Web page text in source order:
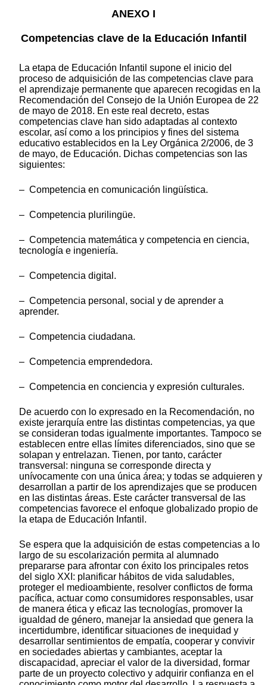
ANEXO I
Competencias clave de la Educación Infantil
La etapa de Educación Infantil supone el inicio del
proceso de adquisición de las competencias clave para
el aprendizaje permanente que aparecen recogidas en la
Recomendación del Consejo de la Unión Europea de 22
de mayo de 2018. En este real decreto, estas
competencias clave han sido adaptadas al contexto
escolar, así como a los principios y fines del sistema
educativo establecidos en la Ley Orgánica 2/2006, de 3
de mayo, de Educación. Dichas competencias son las
siguientes:
– Competencia en comunicación lingüística.
– Competencia plurilingüe.
– Competencia matemática y competencia en ciencia,
tecnología e ingeniería.
– Competencia digital.
– Competencia personal, social y de aprender a
aprender.
– Competencia ciudadana.
– Competencia emprendedora.
– Competencia en conciencia y expresión culturales.
De acuerdo con lo expresado en la Recomendación, no
existe jerarquía entre las distintas competencias, ya que
se consideran todas igualmente importantes. Tampoco se
establecen entre ellas límites diferenciados, sino que se
solapan y entrelazan. Tienen, por tanto, carácter
transversal: ninguna se corresponde directa y
unívocamente con una única área; y todas se adquieren y
desarrollan a partir de los aprendizajes que se producen
en las distintas áreas. Este carácter transversal de las
competencias favorece el enfoque globalizado propio de
la etapa de Educación Infantil.
Se espera que la adquisición de estas competencias a lo
largo de su escolarización permita al alumnado
prepararse para afrontar con éxito los principales retos
del siglo XXI: planificar hábitos de vida saludables,
proteger el medioambiente, resolver conflictos de forma
pacífica, actuar como consumidores responsables, usar
de manera ética y eficaz las tecnologías, promover la
igualdad de género, manejar la ansiedad que genera la
incertidumbre, identificar situaciones de inequidad y
desarrollar sentimientos de empatía, cooperar y convivir
en sociedades abiertas y cambiantes, aceptar la
discapacidad, apreciar el valor de la diversidad, formar
parte de un proyecto colectivo y adquirir confianza en el